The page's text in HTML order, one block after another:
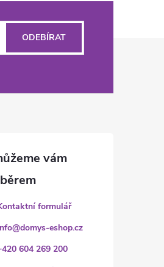
ODEBÍRAT
formulář
@domys-eshop.cz
604 269 200